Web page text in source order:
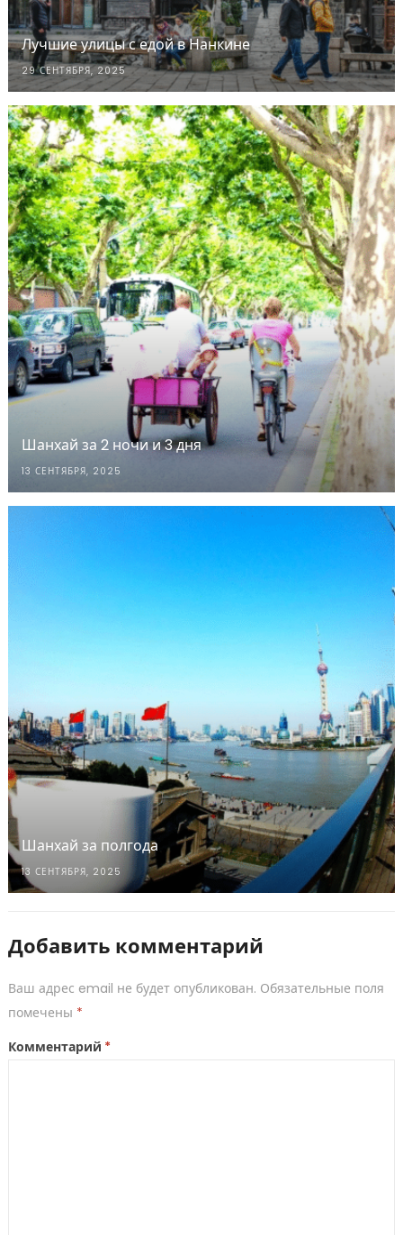
Лучшие улицы с едой в Нанкине
29 СЕНТЯБРЯ, 2025
Шанхай за 2 ночи и 3 дня
13 СЕНТЯБРЯ, 2025
Шанхай за полгода
13 СЕНТЯБРЯ, 2025
Добавить комментарий
Ваш адрес email не будет опубликован. Обязательные поля
помечены *
Комментарий *